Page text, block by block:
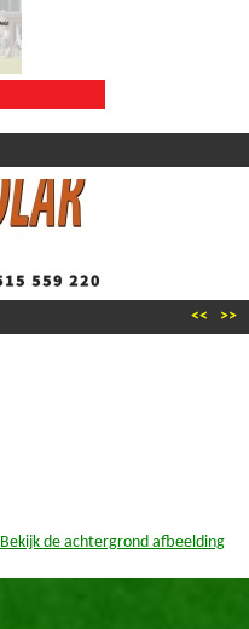
>>
<<
Bekijk de achtergrond afbeelding